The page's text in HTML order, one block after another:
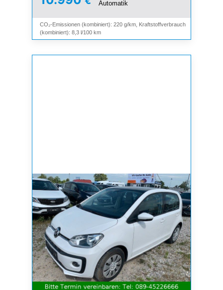
Automatik
CO₂-Emissionen (kombiniert): 220 g/km, Kraftstoffverbrauch
(kombiniert): 8,3 l/100 km